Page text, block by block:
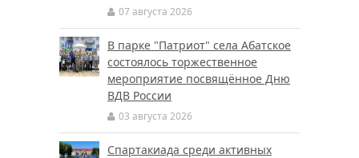
07 августа 2026
В парке "Патриот" села Абатское
состоялось торжественное
мероприятие посвящённое Дню
ВДВ России
03 августа 2026
Спартакиада среди активных